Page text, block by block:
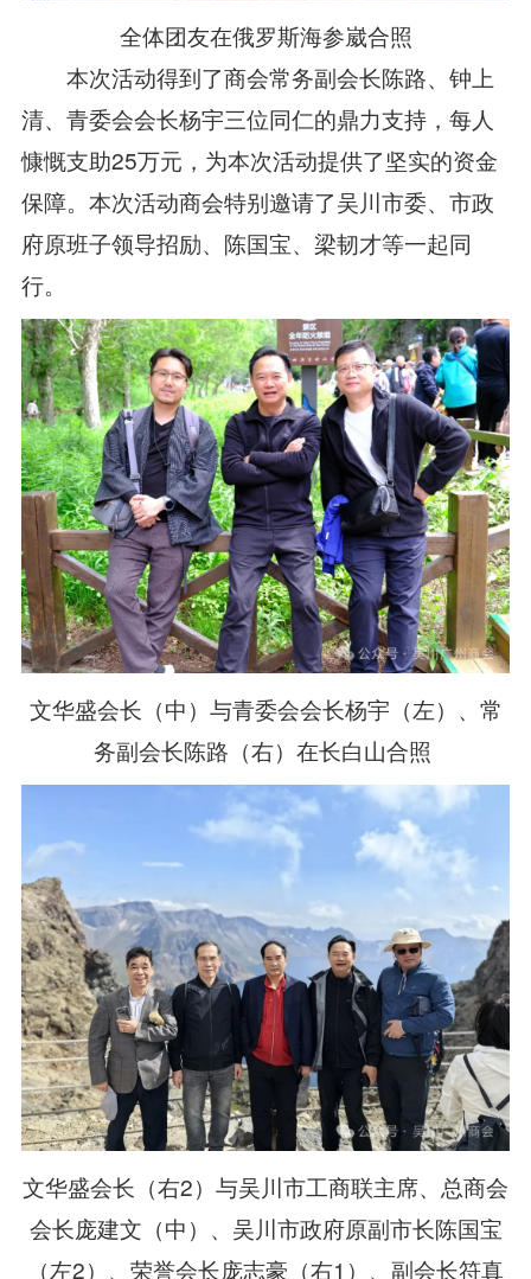
全体团友在俄罗斯海参崴合照
本次活动得到了商会常务副会长陈路、钟上
清、青委会会长杨宇三位同仁的鼎力支持，每人
慷慨支助25万元，为本次活动提供了坚实的资金
保障。本次活动商会特别邀请了吴川市委、市政
府原班子领导招励、陈国宝、梁韧才等一起同
行。
文华盛会长（中）与青委会会长杨宇（左）、常
务副会长陈路（右）在长白山合照
文华盛会长（右2）与吴川市工商联主席、总商会
会长庞建文（中）、吴川市政府原副市长陈国宝
（左2）、荣誉会长庞志豪（右1）、副会长符真